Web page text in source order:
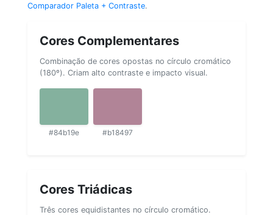
Comparador Paleta + Contraste.
Cores Complementares
Combinação de cores opostas no círculo cromático
(180º). Criam alto contraste e impacto visual.
#84b19e #b18497
Cores Triádicas
Três cores equidistantes no círculo cromático.